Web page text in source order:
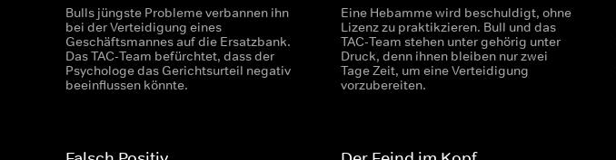
Bulls jüngste Probleme verbannen ihn
bei der Verteidigung eines
Geschäftsmannes auf die Ersatzbank.
Das TAC-Team befürchtet, dass der
Psychologe das Gerichtsurteil negativ
beeinflussen könnte.
Eine Hebamme wird beschuldigt, ohne
Lizenz zu praktikzieren. Bull und das
TAC-Team stehen unter gehörig unter
Druck, denn ihnen bleiben nur zwei
Tage Zeit, um eine Verteidigung
vorzubereiten.